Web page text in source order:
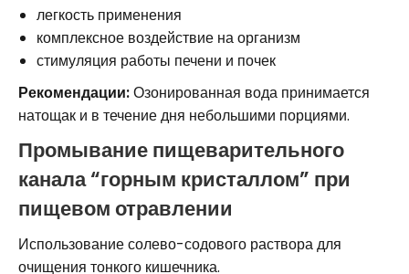
легкость применения
комплексное воздействие на организм
стимуляция работы печени и почек
Рекомендации:Озонированная вода принимается
натощак и в течение дня небольшими порциями.
Промывание пищеварительного
канала “горным кристаллом” при
пищевом отравлении
Использование солево-содового раствора для
очищения тонкого кишечника.